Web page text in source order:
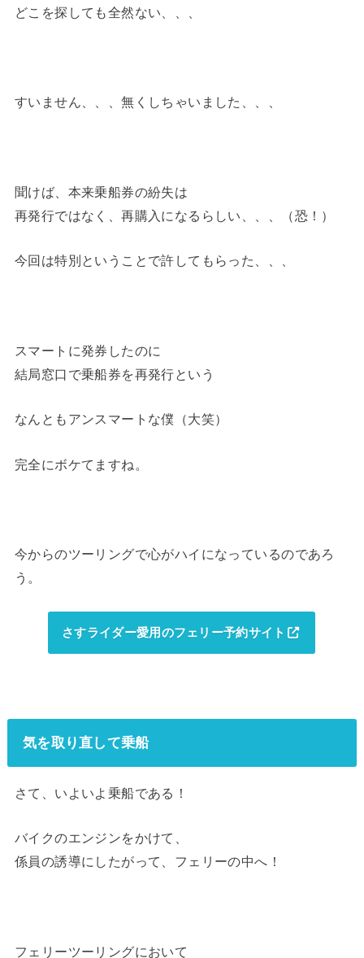
どこを探しても全然ない、、、
すいません、、、無くしちゃいました、、、
聞けば、本来乗船券の紛失は
再発行ではなく、再購入になるらしい、、、（恐！）
今回は特別ということで許してもらった、、、
スマートに発券したのに
結局窓口で乗船券を再発行という
なんともアンスマートな僕（大笑）
完全にボケてますね。
今からのツーリングで心がハイになっているのであろ
う。
さすライダー愛用のフェリー予約サイト
気を取り直して乗船
さて、いよいよ乗船である！
バイクのエンジンをかけて、
係員の誘導にしたがって、フェリーの中へ！
フェリーツーリングにおいて